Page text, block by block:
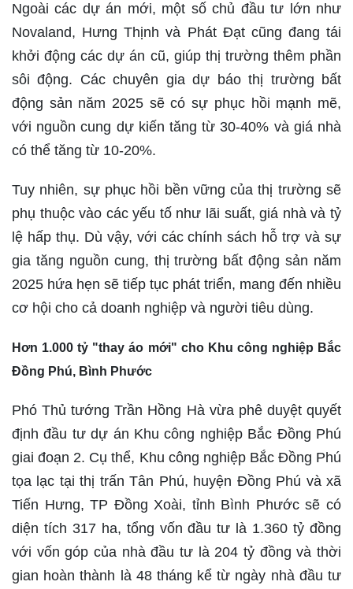
Ngoài các dự án mới, một số chủ đầu tư lớn như
Novaland, Hưng Thịnh và Phát Đạt cũng đang tái
khởi động các dự án cũ, giúp thị trường thêm phần
sôi động. Các chuyên gia dự báo thị trường bất
động sản năm 2025 sẽ có sự phục hồi mạnh mẽ,
với nguồn cung dự kiến tăng từ 30-40% và giá nhà
có thể tăng từ 10-20%.
Tuy nhiên, sự phục hồi bền vững của thị trường sẽ
phụ thuộc vào các yếu tố như lãi suất, giá nhà và tỷ
lệ hấp thụ. Dù vậy, với các chính sách hỗ trợ và sự
gia tăng nguồn cung, thị trường bất động sản năm
2025 hứa hẹn sẽ tiếp tục phát triển, mang đến nhiều
cơ hội cho cả doanh nghiệp và người tiêu dùng.
Hơn 1.000 tỷ "thay áo mới" cho Khu công nghiệp Bắc
Đồng Phú, Bình Phước
Phó Thủ tướng Trần Hồng Hà vừa phê duyệt quyết
định đầu tư dự án Khu công nghiệp Bắc Đồng Phú
giai đoạn 2. Cụ thể, Khu công nghiệp Bắc Đồng Phú
tọa lạc tại thị trấn Tân Phú, huyện Đồng Phú và xã
Tiến Hưng, TP Đồng Xoài, tỉnh Bình Phước sẽ có
diện tích 317 ha, tổng vốn đầu tư là 1.360 tỷ đồng
với vốn góp của nhà đầu tư là 204 tỷ đồng và thời
gian hoàn thành là 48 tháng kể từ ngày nhà đầu tư